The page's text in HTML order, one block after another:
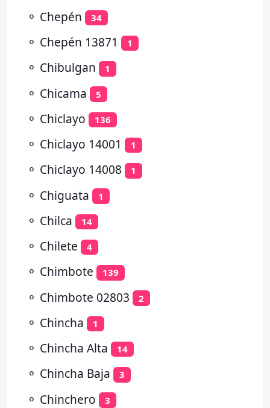
⚬ Chepén 34
⚬ Chepén 13871 1
⚬ Chibulgan 1
⚬ Chicama 5
⚬ Chiclayo 136
⚬ Chiclayo 14001 1
⚬ Chiclayo 14008 1
⚬ Chiguata 1
⚬ Chilca 14
⚬ Chilete 4
⚬ Chimbote 139
⚬ Chimbote 02803 2
⚬ Chincha 1
⚬ Chincha Alta 14
⚬ Chincha Baja 3
⚬ Chinchero 3